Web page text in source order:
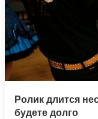
Ролик длится
будете долго